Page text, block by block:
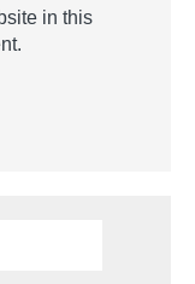
in this